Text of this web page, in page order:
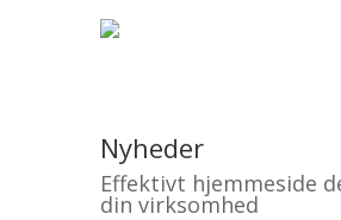
Nyheder
Effektivt hjemmeside
din virksomhed